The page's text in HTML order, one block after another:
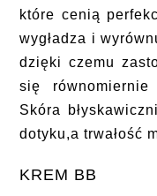
które cenią
wygładza i
dzięki czemu
się
Skóra
dotyku,a trwałość
KREM BB